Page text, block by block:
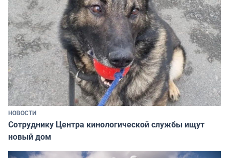
НОВОСТИ
Сотруднику Центра кинологической службы ищут
новый дом